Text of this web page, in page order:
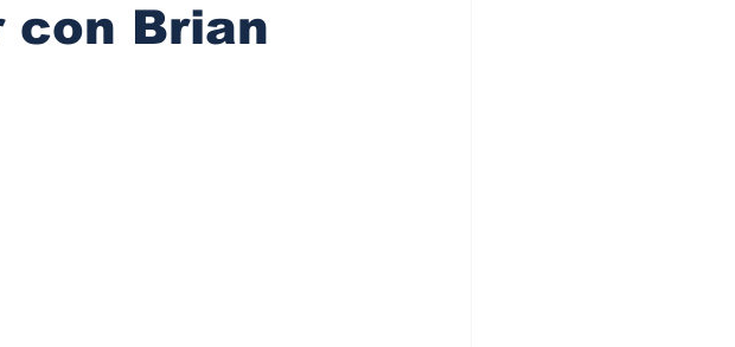
con Brian